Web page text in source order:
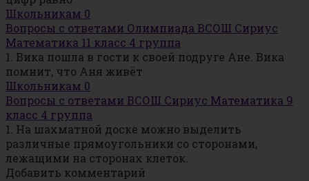
Школьникам 0
Вопросы с ответами Олимпиада ВСОШ Сириус
Математика 11 класс 4 группа
1. Вика пошла в гости к своей подруге Ане. Вика
помнит, что Аня живёт
Школьникам 0
Вопросы с ответами ВСОШ Сириус Математика 9
класс 4 группа
1. На шахматной доске можно выделить
различные прямоугольники со сторонами,
лежащими на сторонах клеток.
Добавить комментарий